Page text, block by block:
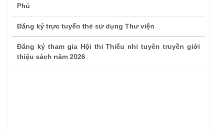
Phú
Đăng ký trực tuyến thẻ sử dụng Thư viện
Đăng ký tham gia Hội thi Thiếu nhi tuyên truyền giới
thiệu sách năm 2026